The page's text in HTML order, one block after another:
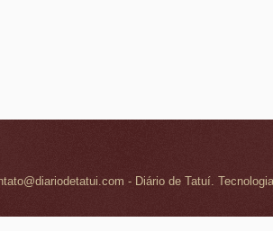
- Diário de Tatuí.